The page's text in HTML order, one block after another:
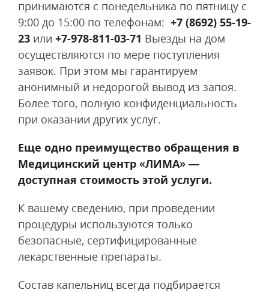
принимаются с понедельника по пятницу с
9:00 до 15:00 по телефонам: +7 (8692) 55-19-
23 или +7-978-811-03-71 Выезды на дом
осуществляются по мере поступления
заявок. При этом мы гарантируем
анонимный и недорогой вывод из запоя.
Более того, полную конфиденциальность
при оказании других услуг.
Еще одно преимущество обращения в
Медицинский центр «ЛИМА» —
доступная стоимость этой услуги.
К вашему сведению, при проведении
процедуры используются только
безопасные, сертифицированные
лекарственные препараты.
Состав капельниц всегда подбирается